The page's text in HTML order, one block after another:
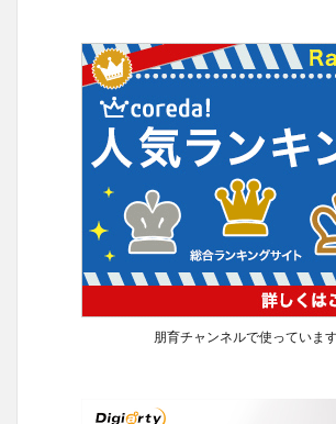
朋育チャンネルで使っていま